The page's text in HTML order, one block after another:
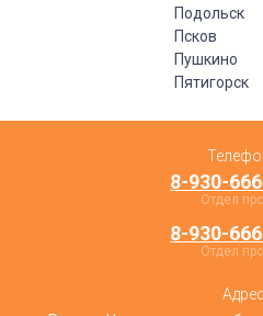
Подольск
Псков
Пушкино
Пятигорск
8-930-
Отдел
8-930-
Отдел